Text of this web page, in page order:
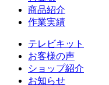
商品紹介
作業実績
テレビキット
お客様の声
ショップ紹介
お知らせ